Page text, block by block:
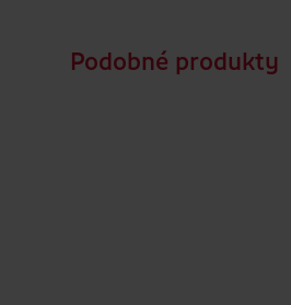
Podobné produkty